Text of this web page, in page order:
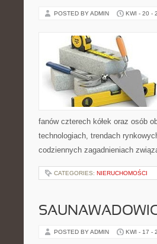
POSTED BY ADMIN KWI - 20 -
fanów czterech kółek oraz osób
technologiach, trendach
codziennych zagadnieniach
CATEGORIES: NIERUCHOMOŚCI
POSTED BY ADMIN KWI - 17 -